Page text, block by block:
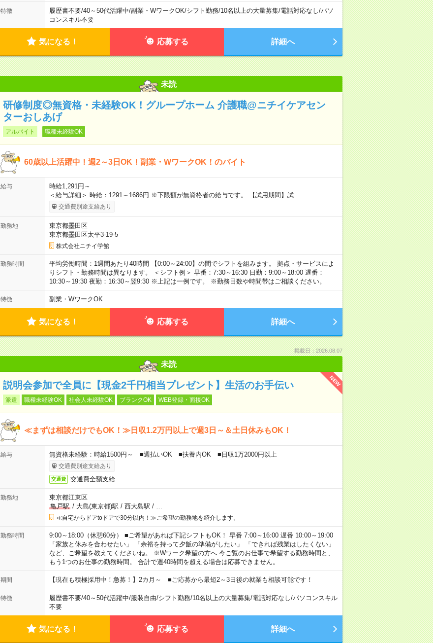
特徴 履歴書不要/40～50代活躍中/副業・WワークOK/シフト勤務/10名以上の大量募集/電話対応なし/パソ
コンスキル不要
気になる！ 応募する 詳細へ
未読
研修制度◎無資格・未経験OK！グループホーム 介護職@ニチイケアセン
ターおしあげ
アルバイト 職種未経験OK
60歳以上活躍中！週2～3日OK！副業・WワークOK！のバイト
給与
時給1,291円～
＜給与詳細＞ 時給：1291～1686円 ※下限額が無資格者の給与です。 【試用期間】試…
交通費別途支給あり
勤務地
東京都墨田区
東京都墨田区太平3-19-5
株式会社ニチイ学館
勤務時間
平均労働時間：1週間あたり40時間 【0:00～24:00】の間でシフトを組みます。 拠点・サービスによ
りシフト・勤務時間は異なります。 ＜シフト例＞ 早番：7:30～16:30 日勤：9:00～18:00 遅番：
10:30～19:30 夜勤：16:30～翌9:30 ※上記は一例です。 ※勤務日数や時間帯はご相談ください。
特徴 副業・WワークOK
気になる！ 応募する 詳細へ
掲載日：2026.08.07
未読
NEW
説明会参加で全員に【現金2千円相当プレゼント】生活のお手伝い
派遣 職種未経験OK 社会人未経験OK ブランクOK WEB登録・面接OK
≪まずは相談だけでもOK！≫日収1.2万円以上で週3日～＆土日休みもOK！
給与 無資格未経験：時給1500円～ ■週払いOK ■扶養内OK ■日収1万2000円以上
交通費別途支給あり
交通費 交通費全額支給
勤務地
東京都江東区
亀戸駅/ 大島(東京都)駅 / 西大島駅 /
≪自宅からドアtoドアで30分以内！≫ご希望の勤務地を紹介します。
勤務時間
9:00～18:00（休憩60分） ■ご希望があれば下記シフトもOK！ 早番 7:00～16:00 遅番 10:00～19:00
「家族と休みを合わせたい」 「余裕を持って夕飯の準備がしたい」 「できれば残業はしたくない」
など、ご希望を教えてくださいね。 ※Wワーク希望の方へ 今ご覧のお仕事で希望する勤務時間と、
もう1つのお仕事の勤務時間。 合計で週40時間を超える場合は応募できません。
期間 【現在も積極採用中！急募！】2カ月～ ■ご応募から最短2～3日後の就業も相談可能です！
特徴 履歴書不要/40～50代活躍中/服装自由/シフト勤務/10名以上の大量募集/電話対応なし/パソコンスキル
不要
気になる！ 応募する 詳細へ